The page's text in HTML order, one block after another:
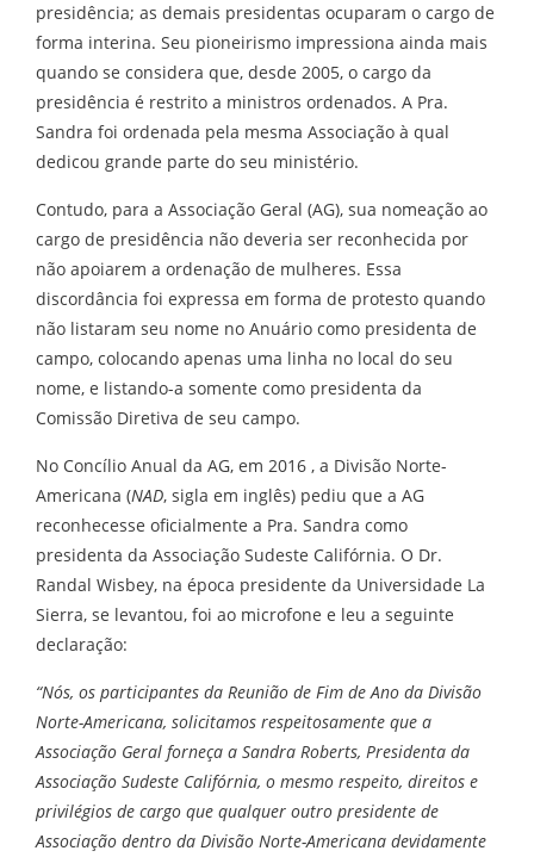
presidência; as demais presidentas ocuparam o cargo de
forma interina. Seu pioneirismo impressiona ainda mais
quando se considera que, desde 2005, o cargo da
presidência é restrito a ministros ordenados. A Pra.
Sandra foi ordenada pela mesma Associação à qual
dedicou grande parte do seu ministério.
Contudo, para a Associação Geral (AG), sua nomeação ao
cargo de presidência não deveria ser reconhecida por
não apoiarem a ordenação de mulheres. Essa
discordância foi expressa em forma de protesto quando
não listaram seu nome no Anuário como presidenta de
campo, colocando apenas uma linha no local do seu
nome, e listando-a somente como presidenta da
Comissão Diretiva de seu campo.
No Concílio Anual da AG, em 2016 , a Divisão Norte-
Americana (NAD, sigla em inglês) pediu que a AG
reconhecesse oficialmente a Pra. Sandra como
presidenta da Associação Sudeste Califórnia. O Dr.
Randal Wisbey, na época presidente da Universidade La
Sierra, se levantou, foi ao microfone e leu a seguinte
declaração:
“Nós, os participantes da Reunião de Fim de Ano da Divisão
Norte-Americana, solicitamos respeitosamente que a
Associação Geral forneça a Sandra Roberts, Presidenta da
Associação Sudeste Califórnia, o mesmo respeito, direitos e
privilégios de cargo que qualquer outro presidente de
Associação dentro da Divisão Norte-Americana devidamente